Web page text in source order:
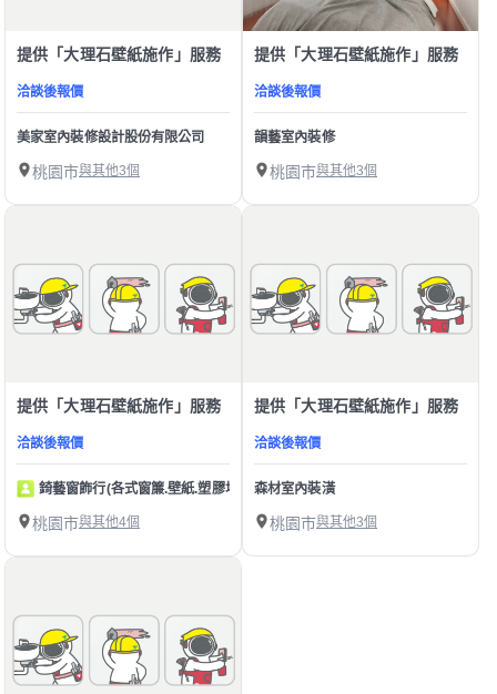
提供「大理石壁紙施作」服務
洽談後報價
美家室內裝修設計股份有限公司
桃園市與其他3個
提供「大理石壁紙施作」服務
洽談後報價
韻藝室內裝修
桃園市與其他3個
提供「大理石壁紙施作」服務
洽談後報價
錡藝窗飾行(各式窗簾.壁紙.塑膠地板)
桃園市與其他4個
提供「大理石壁紙施作」服務
洽談後報價
森材室內裝潢
桃園市與其他3個